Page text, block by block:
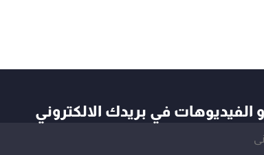
و الفيديوهات في بريدك الالكتروني